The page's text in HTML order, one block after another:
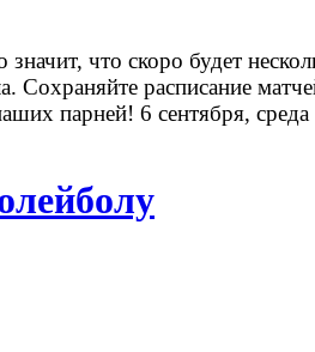
значит, что скоро будет
Сохраняйте расписание
парней! 6 сентября, среда